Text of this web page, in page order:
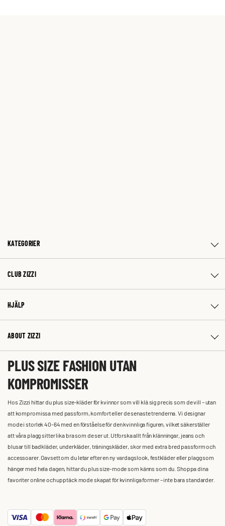
KATEGORIER
CLUB ZIZZI
HJÄLP
ABOUT ZIZZI
PLUS SIZE FASHION UTAN
KOMPROMISSER
Hos Zizzi hittar du plus size-kläder för kvinnor som vill klä sig precis som de vill – utan
att kompromissa med passform, komfort eller de senaste trenderna. Vi designar
mode i storlek 40-64 med en förståelse för den kvinnliga figuren, vilket säkerställer
att våra plagg sitter lika bra som de ser ut. Utforska allt från klänningar, jeans och
blusar till badkläder, underkläder, träningskläder, skor med extra bred passform och
accessoarer. Oavsett om du letar efter en ny vardagslook, festkläder eller plagg som
hänger med hela dagen, hittar du plus size-mode som känns som du. Shoppa dina
favoriter online och upptäck mode skapat för kvinnliga former – inte bara standarder.